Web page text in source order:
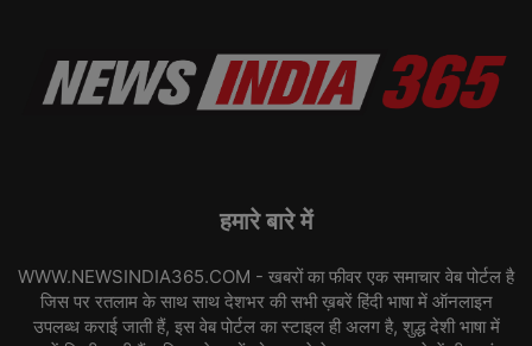
हमारे बारे में
WWW.NEWSINDIA365.COM - खबरों का फीवर एक समाचार वेब पोर्टल है
जिस पर रतलाम के साथ साथ देशभर की सभी ख़बरें हिंदी भाषा में ऑनलाइन
उपलब्ध कराई जाती हैं, इस वेब पोर्टल का स्टाइल ही अलग है, शुद्ध देशी भाषा में